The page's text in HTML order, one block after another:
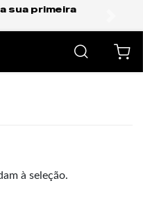
sua primeira
à seleção.